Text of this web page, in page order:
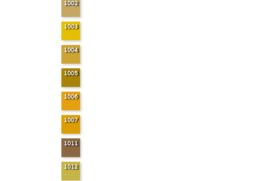
1002
1003
1004
1005
1006
1007
1011
1012